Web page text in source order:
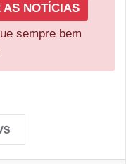
AS NOTÍCIAS
sempre bem